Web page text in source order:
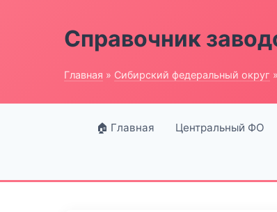
Справочник
Главная » Сибирский федеральный округ
🏠 Главная Центральный ФО